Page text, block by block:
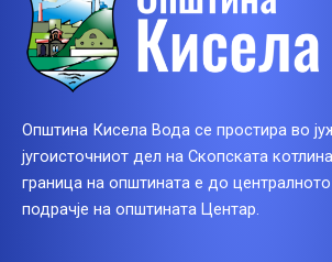
Општина Кисела Вода се простира во
југоисточниот дел на Скопската
граница на општината е до
подрачје на општината Центар.